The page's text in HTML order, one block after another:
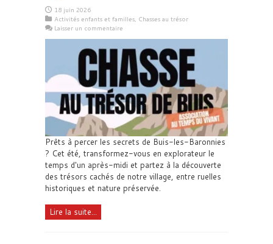
18 juin 2026
Activités enfants et familles, Chasses au trésor
Laisser un commentaire
Prêts à percer les secrets de Buis-les-Baronnies
? Cet été, transformez-vous en explorateur le
temps d'un après-midi et partez à la découverte
des trésors cachés de notre village, entre ruelles
historiques et nature préservée.
Lire la suite...